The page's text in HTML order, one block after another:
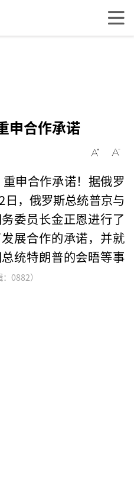
申合作承诺
申合作承诺！据俄罗
，俄罗斯总统普京与
委员长金正恩进行了
展合作的承诺，并就
统特朗普的会晤等事
：0882）